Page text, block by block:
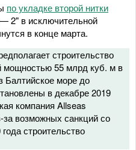
по укладке второй нитки
2" в исключительной
в конце марта.
строительство
мощностью 55 млрд куб. м в
Балтийское море до
в декабре 2019
компания Allseas
за возможных санкций со
строительство